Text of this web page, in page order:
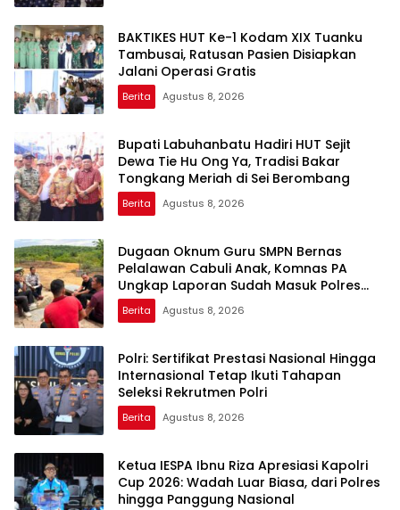
BAKTIKES HUT Ke-1 Kodam XIX Tuanku
Tambusai, Ratusan Pasien Disiapkan
Jalani Operasi Gratis
Berita Agustus 8, 2026
Bupati Labuhanbatu Hadiri HUT Sejit
Dewa Tie Hu Ong Ya, Tradisi Bakar
Tongkang Meriah di Sei Berombang
Berita Agustus 8, 2026
Dugaan Oknum Guru SMPN Bernas
Pelalawan Cabuli Anak, Komnas PA
Ungkap Laporan Sudah Masuk Polres
Sejak Juli
Berita Agustus 8, 2026
Polri: Sertifikat Prestasi Nasional Hingga
Internasional Tetap Ikuti Tahapan
Seleksi Rekrutmen Polri
Berita Agustus 8, 2026
Ketua IESPA Ibnu Riza Apresiasi Kapolri
Cup 2026: Wadah Luar Biasa, dari Polres
hingga Panggung Nasional